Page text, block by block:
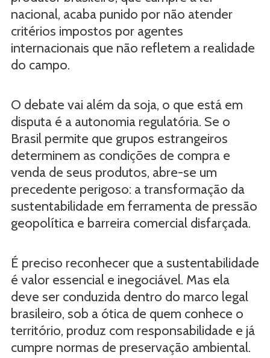
nacional, acaba punido por não atender
critérios impostos por agentes
internacionais que não refletem a realidade
do campo.
O debate vai além da soja, o que está em
disputa é a autonomia regulatória. Se o
Brasil permite que grupos estrangeiros
determinem as condições de compra e
venda de seus produtos, abre-se um
precedente perigoso: a transformação da
sustentabilidade em ferramenta de pressão
geopolítica e barreira comercial disfarçada.
É preciso reconhecer que a sustentabilidade
é valor essencial e inegociável. Mas ela
deve ser conduzida dentro do marco legal
brasileiro, sob a ótica de quem conhece o
território, produz com responsabilidade e já
cumpre normas de preservação ambiental.